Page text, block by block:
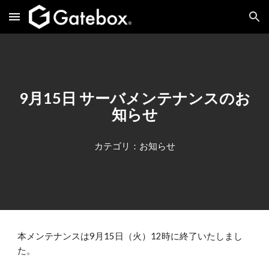
Skip to main content Skip to navigation
9月15日 サーバメンテナンスのお
知らせ
カテゴリ：お知らせ
本メンテナンスは9月15日（火）12時に終了いたしまし
た。